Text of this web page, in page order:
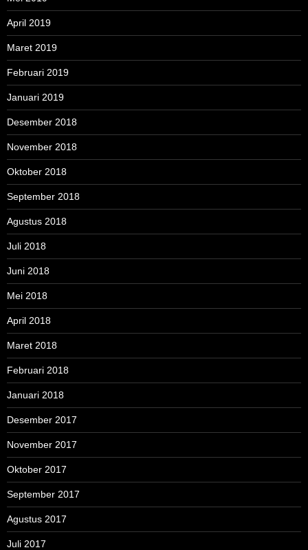
April 2019
Maret 2019
Februari 2019
Januari 2019
Desember 2018
November 2018
Oktober 2018
September 2018
Agustus 2018
Juli 2018
Juni 2018
Mei 2018
April 2018
Maret 2018
Februari 2018
Januari 2018
Desember 2017
November 2017
Oktober 2017
September 2017
Agustus 2017
Juli 2017